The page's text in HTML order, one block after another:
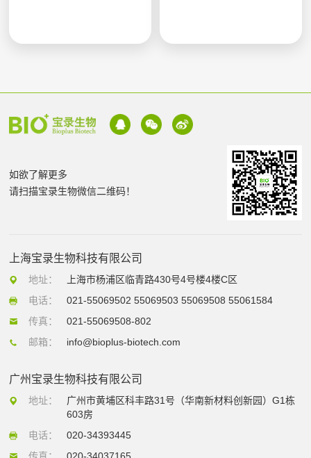
如欲了解更多
请扫描宝录生物微信二维码！
上海宝录生物科技有限公司
地址：
上海市杨浦区临青路430号4号楼4楼C区
电话：
021-55069502 55069503 55069508 55061584
传真：
021-55069508-802
邮箱：
info@bioplus-biotech.com
广州宝录生物科技有限公司
地址：
广州市黄埔区科丰路31号（华南新材料创新园）G1栋
603房
电话：
020-34393445